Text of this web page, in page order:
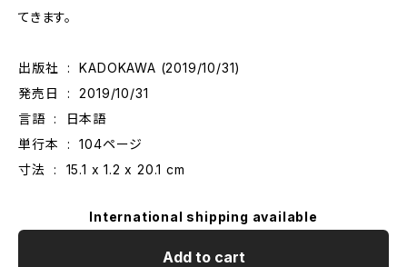
てきます。
出版社 ‏ : ‎ KADOKAWA (2019/10/31)
発売日 ‏ : ‎ 2019/10/31
言語 ‏ : ‎ 日本語
単行本 ‏ : ‎ 104ページ
寸法 ‏ : ‎ 15.1 x 1.2 x 20.1 cm
International shipping available
Add to cart